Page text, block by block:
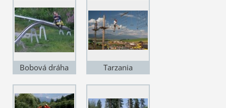
Bobová dráha
Tarzania